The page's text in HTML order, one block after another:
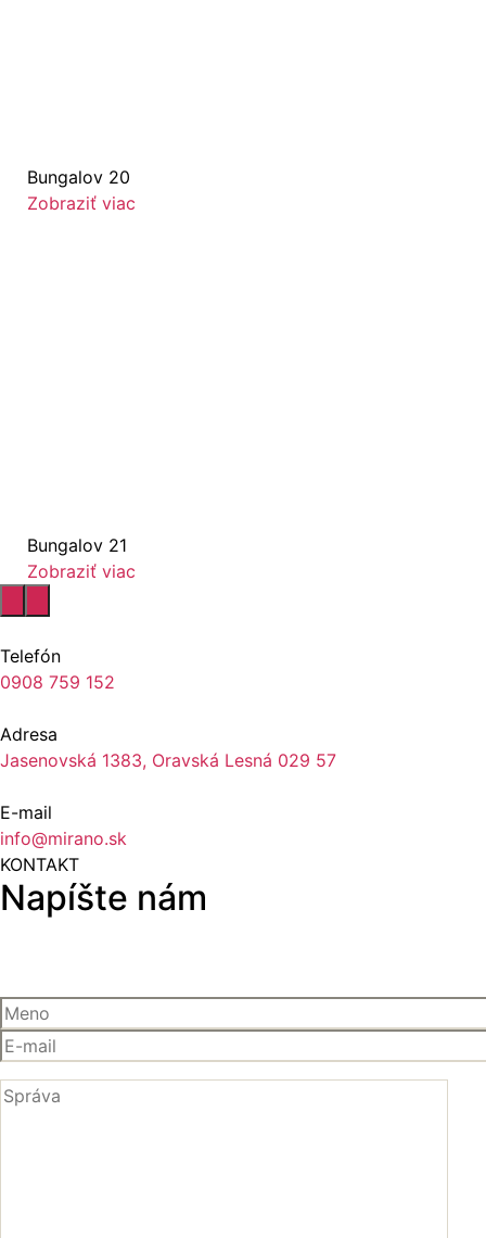
Bungalov 20
Zobraziť viac
Bungalov 21
Zobraziť viac
Telefón
0908 759 152
Adresa
Jasenovská 1383, Oravská Lesná 029 57
E-mail
info@mirano.sk
KONTAKT
Napíšte nám